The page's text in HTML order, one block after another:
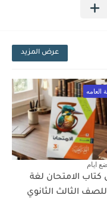
عرض المزيد
العامه
ايام
كتاب الامتحان لغة
الثالث الثانوي